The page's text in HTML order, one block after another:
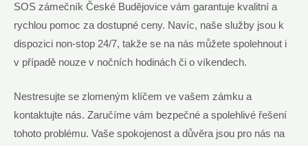
SOS zámečník České Budějovice vám garantuje kvalitní a
rychlou pomoc za dostupné ceny. Navíc, naše služby jsou k
dispozici non-stop 24/7, takže se na nás můžete spolehnout i
v případě nouze v nočních hodinách či o víkendech.
Nestresujte se zlomeným klíčem ve vašem zámku a
kontaktujte nás. Zaručíme vám bezpečné a spolehlivé řešení
tohoto problému. Vaše spokojenost a důvěra jsou pro nás na